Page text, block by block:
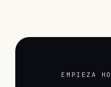
EMPIEZA